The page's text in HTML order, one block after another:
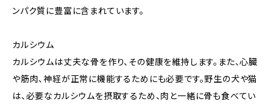
ンパク質に豊富に含まれています。
カルシウム
カルシウムは丈夫な骨を作り、その健康を維持します。また、心臓
や筋肉、神経が正常に機能するためにも必要です。野生の犬や猫
は、必要なカルシウムを摂取するため、肉と一緒に骨も食べてい